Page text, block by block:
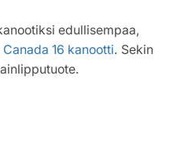
edullisempaa,
16 kanootti. Sekin